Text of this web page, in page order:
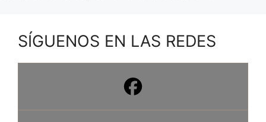
SÍGUENOS EN LAS REDES